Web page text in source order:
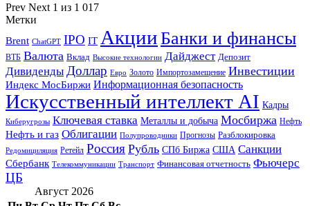
Prev Next 1 из 1 017
Метки
Brent ChatGPT IPO IT АкцииБанки и финансы
ВТБ Валюта Вклад Высокие технологии Дайджест Депозит
Дивиденды Доллар Евро Золото Импортозамещение Инвестиции
Индекс МосБиржи Информационная безопасность
Искусственный интеллект AI Кадры
Киберугрозы Ключевая ставка Металлы и добыча Мосбиржа Нефть
Нефть и газ Облигации Полупроводники Прогнозы Разблокировка
Редомициляция Ретейл Россия Рубль СПб Биржа США Санкции
Сбербанк Телекоммуникации Транспорт Финансовая отчетность Фьючерс
ЦБ
Август 2026